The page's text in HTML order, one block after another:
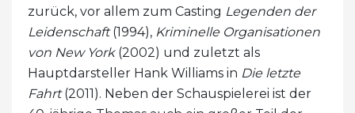
zurück, vor allem zum Casting Legenden der
Leidenschaft(1994), Kriminelle Organisationen
von New York(2002) und zuletzt als
Hauptdarsteller Hank Williams in Die letzte
Fahrt(2011). Neben der Schauspielerei ist der